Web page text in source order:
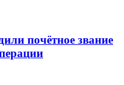
почётное звание